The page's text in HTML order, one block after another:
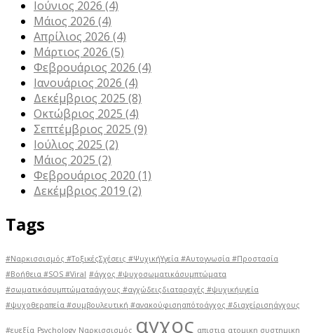
Ιούνιος 2026 (4)
Μάιος 2026 (4)
Απρίλιος 2026 (4)
Μάρτιος 2026 (5)
Φεβρουάριος 2026 (4)
Ιανουάριος 2026 (4)
Δεκέμβριος 2025 (8)
Οκτώβριος 2025 (4)
Σεπτέμβριος 2025 (9)
Ιούλιος 2025 (2)
Μάιος 2025 (2)
Φεβρουάριος 2020 (1)
Δεκέμβριος 2019 (2)
Tags
#Ναρκισσισμός #ΤοξικέςΣχέσεις #ΨυχικήΥγεία #Αυτογνωσία #Προστασία
#Βοήθεια #SOS #Viral #άγχος #ψυχοσωματικάσυμπτώματα
#σωματικάσυμπτώματαάγχους #αγχώδειςδιαταραχές #ψυχικήυγεία
#ψυχοθεραπεία #συμβουλευτική #ανακούφισηαπότοάγχος #διαχείρισηάγχους
#ευεξία Psychology Ναρκισσισμός αγχος απιστια ατομικη συστημικη